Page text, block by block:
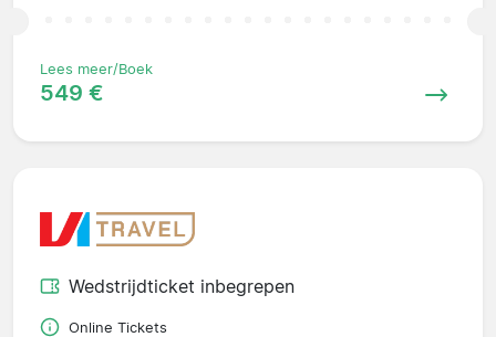
Lees meer/Boek
549 €
Wedstrijdticket inbegrepen
Online Tickets